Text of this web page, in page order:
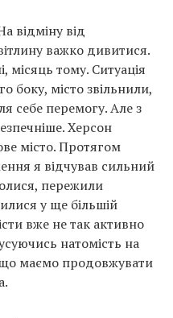
відміну від
важко дивитися.
місяць тому. Ситуація
боку, місто звільнили,
себе перемогу. Але з
Херсон
місто. Протягом
я відчував сильний
пережили
у ще більшій
вже не так активно
натомість на
маємо продовжувати